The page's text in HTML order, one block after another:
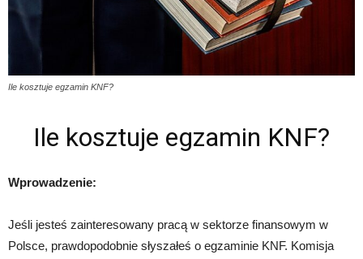
Ile kosztuje egzamin KNF?
Ile kosztuje egzamin KNF?
Wprowadzenie:
Jeśli jesteś zainteresowany pracą w sektorze finansowym w
Polsce, prawdopodobnie słyszałeś o egzaminie KNF. Komisja